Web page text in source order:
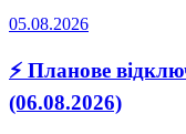
05.08.2026
⚡ Планове
(06.08.2026)